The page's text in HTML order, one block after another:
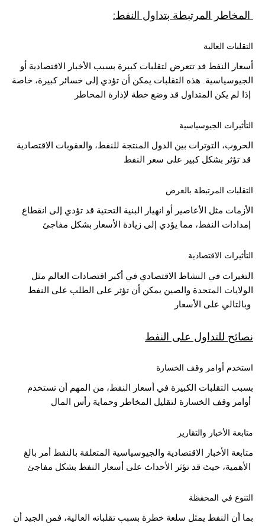
التقلبات العالية
أسعار النفط قد تتعرض لتقلبات كبيرة بسبب الأخبار الاقتصادية أو
الجيوسياسية. هذه التقلبات يمكن أن تؤدي إلى خسائر كبيرة، خاصة
التأثيرات الجيوسياسية
الحروب، التوترات بين الدول المنتجة للنفط، والعقوبات الاقتصادية
التقلبات المرتبطة بالعرض
الأزمات مثل الأعاصير أو انهيار البنية التحتية قد تؤدي إلى انقطاع
التأثيرات الاقتصادية
التغيرات في النشاط الاقتصادي في أكبر اقتصادات العالم مثل
الولايات المتحدة والصين يمكن أن تؤثر على الطلب على النفط
نصائح للتداول على النفط
استخدم أوامر وقف الخسارة
بسبب التقلبات الكبيرة في أسعار النفط، من المهم أن تستخدم
متابعة الأخبار والتقارير
متابعة الأخبار الاقتصادية والجيوسياسية المتعلقة بالنفط أمر بالغ
التنوع في المحفظة
بما أن النفط يمثل سلعة خطرة بسبب تقلباته العالية، فمن الجيد أن